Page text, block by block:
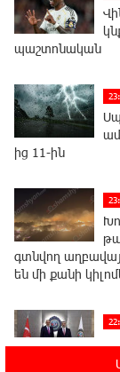
պաշտոնական
ից 11-ին
գտնվող
են մի քանի